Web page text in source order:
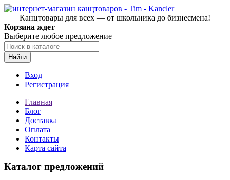
Канцтовары для всех — от школьника до бизнесмена!
Корзина ждет
Выберите любое предложение
Найти
Вход
Регистрация
Главная
Блог
Доставка
Оплата
Контакты
Карта сайта
Каталог предложений